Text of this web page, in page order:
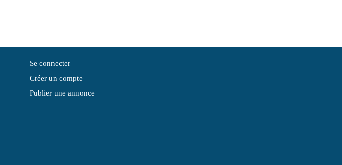
Se connecter
Créer un compte
Publier une annonce